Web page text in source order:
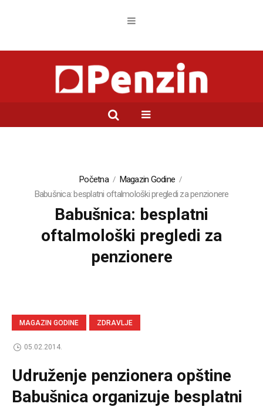
Početna
Magazin Godine
Babušnica: besplatni oftalmološki pregledi za penzionere
Babušnica: besplatni
oftalmološki pregledi za
penzionere
MAGAZIN GODINE ZDRAVLJE
05.02.2014.
Udruženje penzionera opštine
Babušnica organizuje besplatni